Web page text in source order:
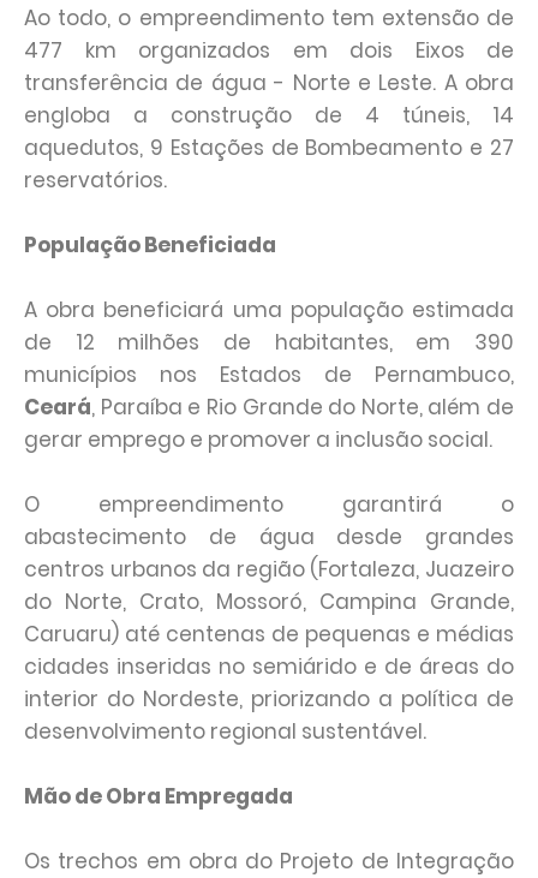
Ao todo, o empreendimento tem extensão de
477 km organizados em dois Eixos de
transferência de água - Norte e Leste. A obra
engloba a construção de 4 túneis, 14
aquedutos, 9 Estações de Bombeamento e 27
reservatórios.
População Beneficiada
A obra beneficiará uma população estimada
de 12 milhões de habitantes, em 390
municípios nos Estados de Pernambuco,
Ceará, Paraíba e Rio Grande do Norte, além de
gerar emprego e promover a inclusão social.
O empreendimento garantirá o
abastecimento de água desde grandes
centros urbanos da região (Fortaleza, Juazeiro
do Norte, Crato, Mossoró, Campina Grande,
Caruaru) até centenas de pequenas e médias
cidades inseridas no semiárido e de áreas do
interior do Nordeste, priorizando a política de
desenvolvimento regional sustentável.
Mão de Obra Empregada
Os trechos em obra do Projeto de Integração